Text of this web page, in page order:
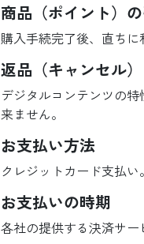
商品（ポイント）
購入手続完了後、直ち
返品（キャンセル
デジタルコンテンツの
来ません。
お支払い方法
クレジットカード支払い。
お支払いの時期
各社の提供する決済サー